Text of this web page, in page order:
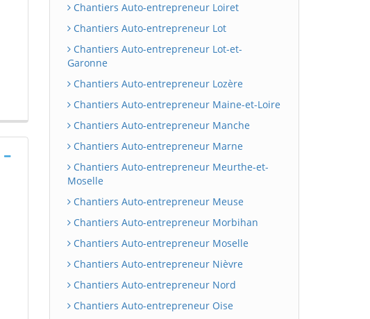
Chantiers Auto-entrepreneur Loiret
Chantiers Auto-entrepreneur Lot
Chantiers Auto-entrepreneur Lot-et-
Garonne
Chantiers Auto-entrepreneur Lozère
Chantiers Auto-entrepreneur Maine-et-Loire
Chantiers Auto-entrepreneur Manche
Chantiers Auto-entrepreneur Marne
Chantiers Auto-entrepreneur Meurthe-et-
Moselle
Chantiers Auto-entrepreneur Meuse
Chantiers Auto-entrepreneur Morbihan
Chantiers Auto-entrepreneur Moselle
Chantiers Auto-entrepreneur Nièvre
Chantiers Auto-entrepreneur Nord
Chantiers Auto-entrepreneur Oise